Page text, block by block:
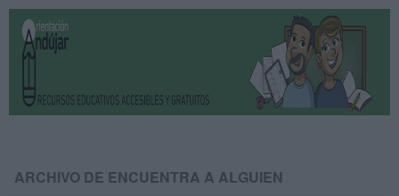
ARCHIVO DE ENCUENTRA A ALGUIEN